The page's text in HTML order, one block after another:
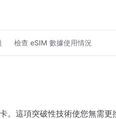
檢查 eSIM 數據使用情況
。這項突破性技術使您無需更